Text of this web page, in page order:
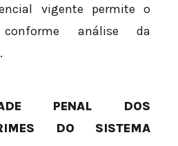
vigente permite o
conforme análise da
PENAL DOS
DO SISTEMA